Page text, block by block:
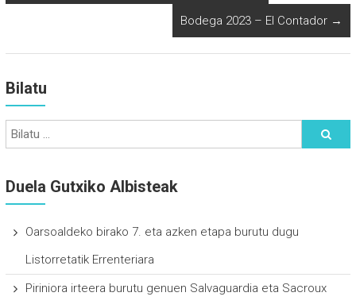
Bodega 2023 – El Contador →
Bilatu
Duela Gutxiko Albisteak
Oarsoaldeko birako 7. eta azken etapa burutu dugu
Listorretatik Errenteriara
Piriniora irteera burutu genuen Salvaguardia eta Sacroux